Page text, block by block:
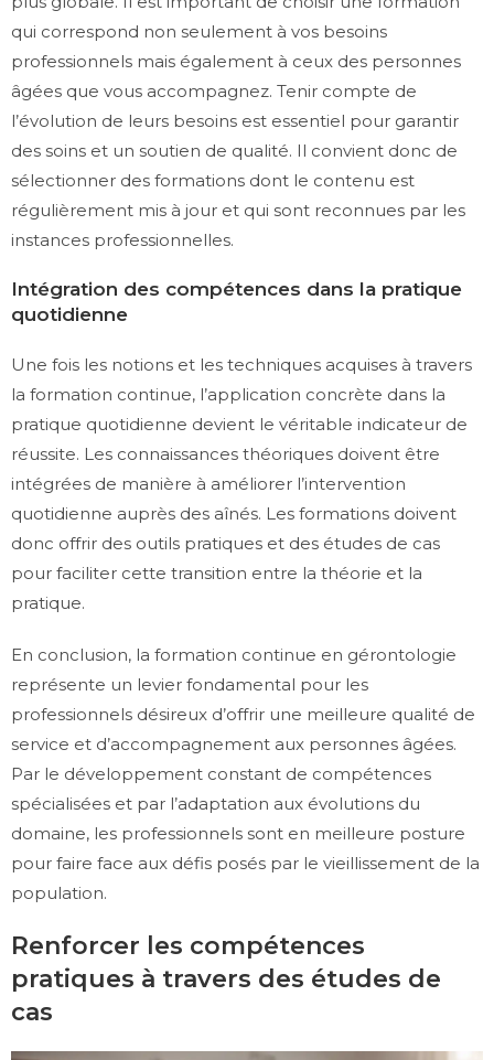
qui correspond non seulement à vos besoins
professionnels mais également à ceux des personnes
âgées que vous accompagnez. Tenir compte de
l’évolution de leurs besoins est essentiel pour garantir
des soins et un soutien de qualité. Il convient donc de
sélectionner des formations dont le contenu est
régulièrement mis à jour et qui sont reconnues par les
instances professionnelles.
Intégration des compétences dans la pratique
quotidienne
Une fois les notions et les techniques acquises à travers
la formation continue, l’application concrète dans la
pratique quotidienne devient le véritable indicateur de
réussite. Les connaissances théoriques doivent être
intégrées de manière à améliorer l’intervention
quotidienne auprès des aînés. Les formations doivent
donc offrir des outils pratiques et des études de cas
pour faciliter cette transition entre la théorie et la
pratique.
En conclusion, la formation continue en gérontologie
représente un levier fondamental pour les
professionnels désireux d’offrir une meilleure qualité de
service et d’accompagnement aux personnes âgées.
Par le développement constant de compétences
spécialisées et par l’adaptation aux évolutions du
domaine, les professionnels sont en meilleure posture
pour faire face aux défis posés par le vieillissement de la
population.
Renforcer les compétences
pratiques à travers des études de
cas